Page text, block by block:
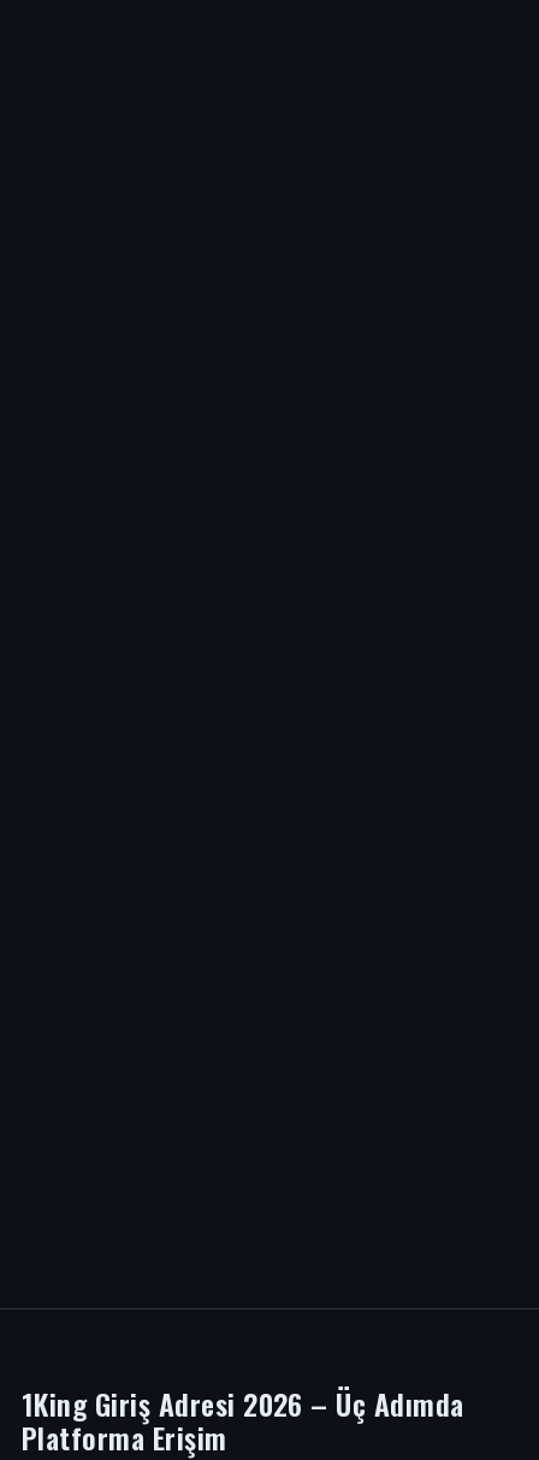
1King Giriş Adresi 2026 – Üç Adımda
Platforma Erişim